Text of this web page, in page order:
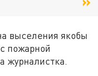
выселения якобы
пожарной
журналистка.